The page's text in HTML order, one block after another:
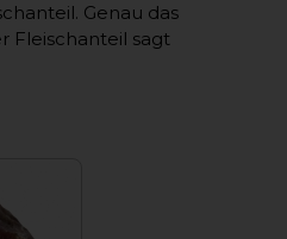
Genau das
Fleischanteil sagt